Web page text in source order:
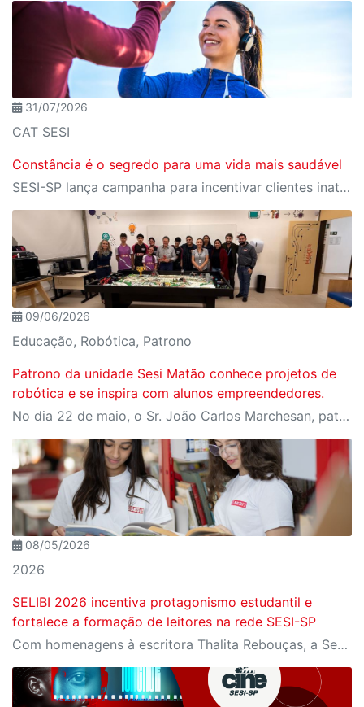
31/07/2026
CAT SESI
Constância é o segredo para uma vida mais saudável
SESI-SP lança campanha para incentivar clientes inativos a retomarem a prática de atividades físicas, esporte e lazer com benefícios exclusivos
09/06/2026
Educação, Robótica, Patrono
Patrono da unidade Sesi Matão conhece projetos de
robótica e se inspira com alunos empreendedores.
No dia 22 de maio, o Sr. João Carlos Marchesan, patrono da unidade Sesi Matão, visitou a escola e acompanhou as apresentações das equipes de robótica. Os alunos compartilharam projetos desenvolvidos para a FIRST LEGO League (FLL) e Olimpíada Brasileira de Robótica, assim como iniciativas do Espaço Maker.
08/05/2026
2026
SELIBI 2026 incentiva protagonismo estudantil e
fortalece a formação de leitores na rede SESI-SP
Com homenagens à escritora Thalita Rebouças, a Semana do Livro e da Biblioteca promove criatividade, produção autoral e diferentes formas de expressão entre estudantes da Educação Infantil à EJA